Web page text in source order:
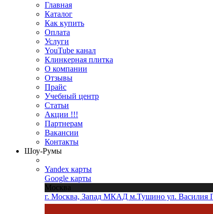
Главная
Каталог
Как купить
Оплата
Услуги
YouTube канал
Клинкерная плитка
О компании
Отзывы
Прайс
Учебный центр
Статьи
Акции !!!
Партнерам
Вакансии
Контакты
Шоу-Румы
Yandex карты
Google карты
Москва
г. Москва, Запад МКАД м.Тушино ул. Василия